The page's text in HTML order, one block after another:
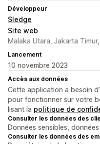
Développeur
Sledge
Site web
Malaka Utara, Jakarta
Lancement
10 novembre 2023
Accès aux données
Cette application a besoin
pour fonctionner sur votre
lisant la politique de
Consulter les données des
Données sensibles,
Consulter les données des